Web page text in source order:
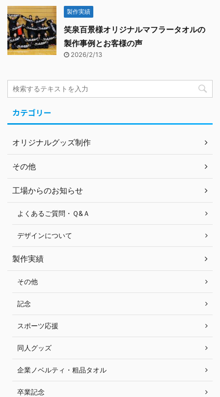
製作実績
笑泉百景様オリジナルマフラータオルの
製作事例とお客様の声
2026/2/13
カテゴリー
オリジナルグッズ制作
その他
工場からのお知らせ
よくあるご質問・Ｑ&Ａ
デザインについて
製作実績
その他
記念
スポーツ応援
同人グッズ
企業ノベルティ・粗品タオル
卒業記念